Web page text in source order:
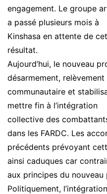
engagement. Le groupe
a passé plusieurs mois à
Kinshasa en attente de
résultat.
Aujourd’hui, le nouveau
désarmement, relèvement
communautaire et
mettre fin à l’intégration
collective des
dans les FARDC. Les
précédents prévoyant
ainsi caduques car
aux principes du nouveau
Politiquement,